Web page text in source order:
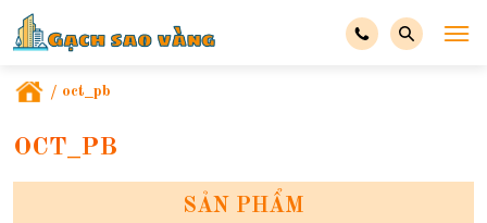
/ oct_pb
OCT_PB
SẢN PHẨM